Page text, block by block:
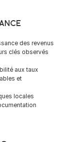
des revenus
clés observés
aux taux
et
locales